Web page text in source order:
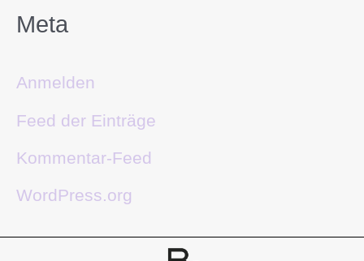
Meta
Anmelden
Feed der Einträge
Kommentar-Feed
WordPress.org